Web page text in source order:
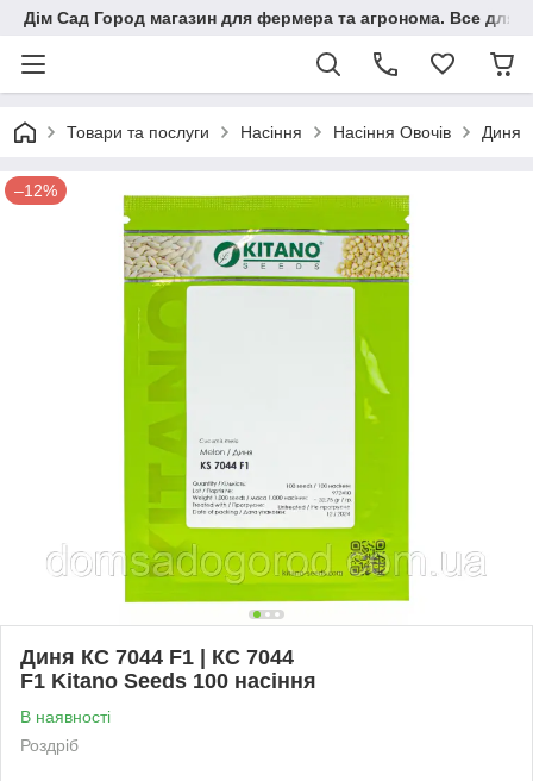
Дім Сад Город магазин для фермера та агронома. Все для
Товари та послуги Насіння Насіння Овочів Диня
–12%
Диня КС 7044 F1 | КС 7044
F1 Kitano Seeds 100 насіння
В наявності
Роздріб